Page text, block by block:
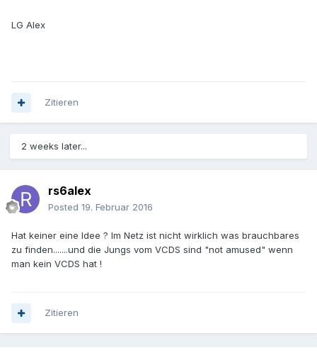
LG Alex
Zitieren
2 weeks later...
rs6alex
Posted 19. Februar 2016
Hat keiner eine Idee ? Im Netz ist nicht wirklich was brauchbares
zu finden.......und die Jungs vom VCDS sind "not amused" wenn
man kein VCDS hat !
Zitieren